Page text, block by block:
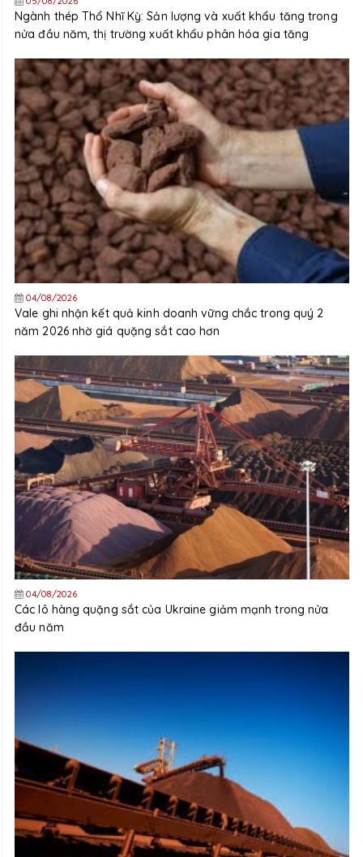
Ngành thép Thổ Nhĩ Kỳ: Sản lượng và xuất khẩu tăng trong
nửa đầu năm, thị trường xuất khẩu phân hóa gia tăng
04/08/2026
Vale ghi nhận kết quả kinh doanh vững chắc trong quý 2
năm 2026 nhờ giá quặng sắt cao hơn
04/08/2026
Các lô hàng quặng sắt của Ukraine giảm mạnh trong nửa
đầu năm